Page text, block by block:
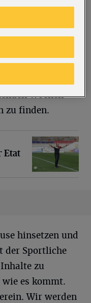
Mannschaft,
muss er
oder gar um 50
zumal der
Wochen
zu finden.
nicht
Etat
hinsetzen und
der Sportliche
zu
wie es kommt.
Wir werden